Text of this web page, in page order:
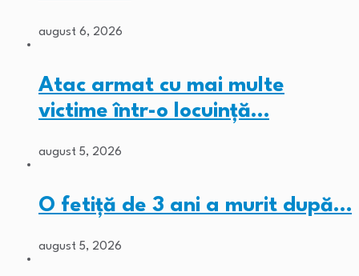
august 6, 2026
Atac armat cu mai multe
victime într-o locuință…
august 5, 2026
O fetiță de 3 ani a murit după…
august 5, 2026